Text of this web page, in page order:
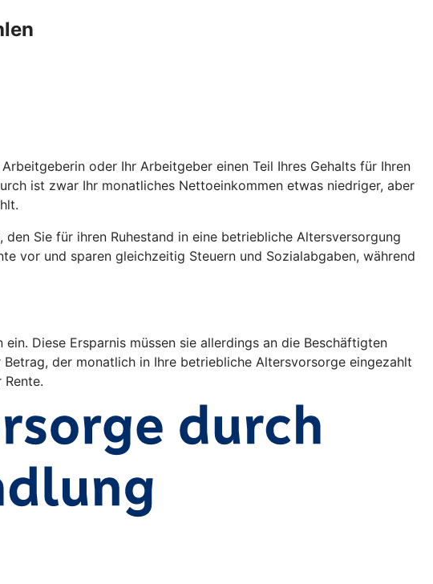
oder Ihr Arbeitgeber einen Teil Ihres Gehalts für Ihren
ist zwar Ihr monatliches Nettoeinkommen etwas niedriger, aber
Sie für ihren Ruhestand in eine betriebliche Altersversorgung
vor und sparen gleichzeitig Steuern und Sozialabgaben, während
Diese Ersparnis müssen sie allerdings an die Beschäftigten
der monatlich in Ihre betriebliche Altersvorsorge eingezahlt